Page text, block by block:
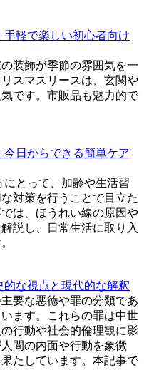
軽で楽しい初心者向け
装飾が季節の雰囲気を一
スマスリースは、玄関や
です。市販品も魅力的で
日からできる簡単ケア
とって、加齢や生活習
対策を行うことで目立た
は、ほうれい線の原因や
説し、日常生活に取り入
的な視点と現代的な解釈
要な悪徳や罪の分類であ
ます。これらの罪は中世
行動や社会的倫理観に影
間の内面や行動を象徴
たしています。本記事で